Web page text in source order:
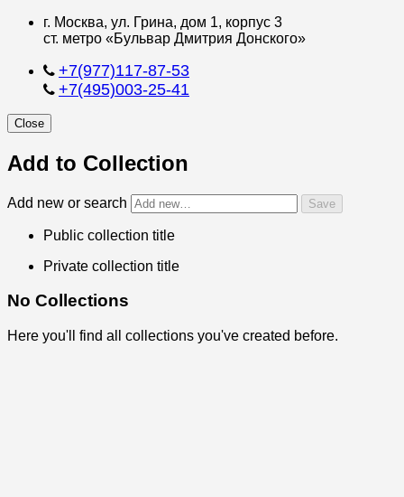
г. Москва, ул. Грина, дом 1, корпус 3
ст. метро «Бульвар Дмитрия Донского»
+7(977)117-87-53
+7(495)003-25-41
Close
Add to Collection
Add new or search
Public collection title
Private collection title
No Collections
Here you'll find all collections you've created before.